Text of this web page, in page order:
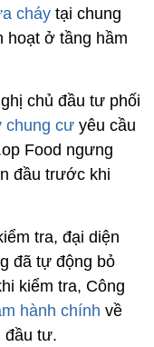
cháy tại chung
hoạt ở tầng hầm
chủ đầu tư phối
chung cư yêu cầu
Food ngưng
đầu trước khi
tra, đại diện
đã tự động bỏ
kiểm tra, Công
hành chính về
đầu tư.